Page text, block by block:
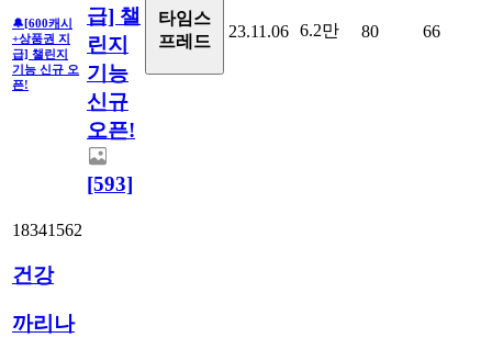
🔔[600캐시
+상품권 지
급] 챌린지
기능 신규 오
픈!
급] 챌
린지
기능
신규
오픈!
[593]
타임스
프레드
23.11.06 6.2만 80 66
18341562
건강
까리나